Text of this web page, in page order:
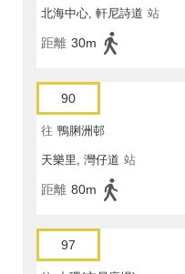
北海中心, 軒尼詩道 站
距離 30m
90
往 鴨脷洲邨
天樂里, 灣仔道 站
距離 80m
97